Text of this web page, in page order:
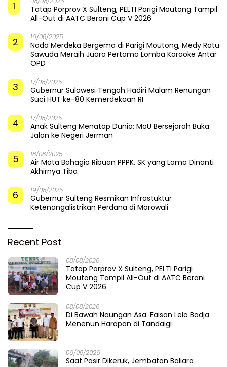
1
Tatap Porprov X Sulteng, PELTI Parigi Moutong Tampil
All-Out di AATC Berani Cup V 2026
2 16/08/2025
Nada Merdeka Bergema di Parigi Moutong, Medy Ratu
Sawuda Meraih Juara Pertama Lomba Karaoke Antar
OPD
3 17/08/2025
Gubernur Sulawesi Tengah Hadiri Malam Renungan
Suci HUT ke-80 Kemerdekaan RI
4 17/08/2025
Anak Sulteng Menatap Dunia: MoU Bersejarah Buka
Jalan ke Negeri Jerman
5 18/08/2025
Air Mata Bahagia Ribuan PPPK, SK yang Lama Dinanti
Akhirnya Tiba
6 19/08/2025
Gubernur Sulteng Resmikan Infrastuktur
Ketenangalistrikan Perdana di Morowali
Recent Post
08/08/2026
Tatap Porprov X Sulteng, PELTI Parigi
Moutong Tampil All-Out di AATC Berani
Cup V 2026
08/08/2026
Di Bawah Naungan Asa: Faisan Lelo Badja
Menenun Harapan di Tandaigi
06/08/2026
Saat Pasir Dikeruk, Jembatan Baliara